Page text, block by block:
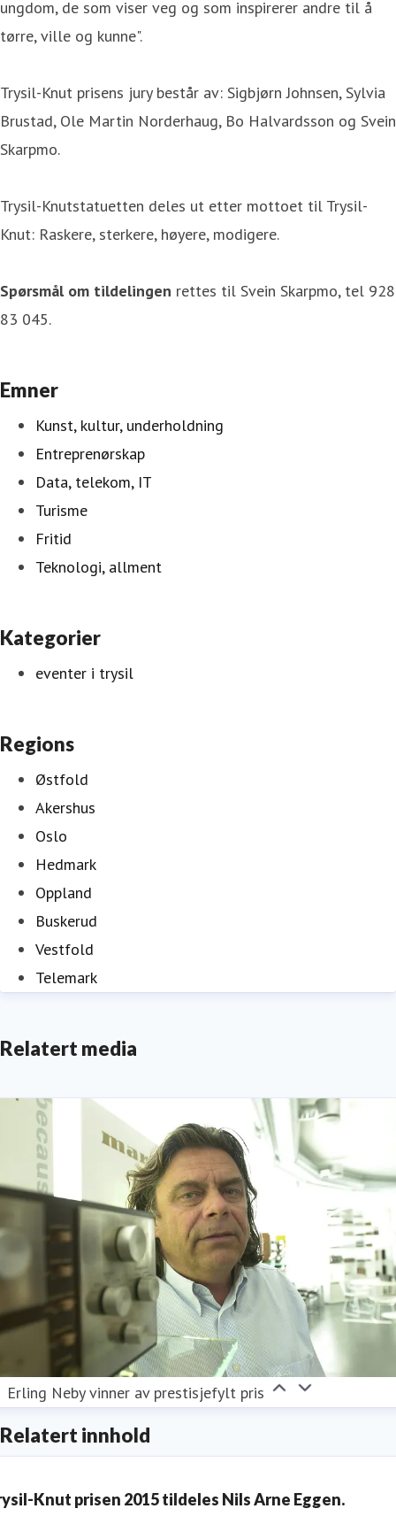
ungdom, de som viser veg og som inspirerer andre til å
tørre, ville og kunne".
Trysil-Knut prisens jury består av: Sigbjørn Johnsen, Sylvia
Brustad, Ole Martin Norderhaug, Bo Halvardsson og Svein
Skarpmo.
Trysil-Knutstatuetten deles ut etter mottoet til Trysil-
Knut: Raskere, sterkere, høyere, modigere.
Spørsmål om tildelingen rettes til Svein Skarpmo, tel 928
83 045.
Emner
Kunst, kultur, underholdning
Entreprenørskap
Data, telekom, IT
Turisme
Fritid
Teknologi, allment
Kategorier
eventer i trysil
Regions
Østfold
Akershus
Oslo
Hedmark
Oppland
Buskerud
Vestfold
Telemark
Relatert media
Erling Neby vinner av prestisjefylt pris
Relatert innhold
Knut prisen 2015 tildeles Nils Arne Eggen.